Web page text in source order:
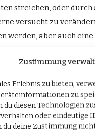
Zustimmung
Erlebnis zu bieten,
zu
du diesen Technologien
oder eindeutige
du deine Zustimmung
streichen, oder
versucht zu
werden, aber auch
dass kein
klar auf Basis des
mit sich bringen